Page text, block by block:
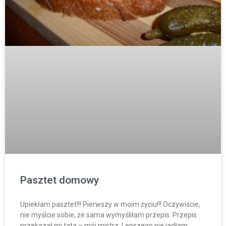
Pasztet domowy
Upiekłam pasztet!!! Pierwszy w moim życiu!!! Oczywiście,
nie myślcie sobie, że sama wymyśliłam przepis. Przepis